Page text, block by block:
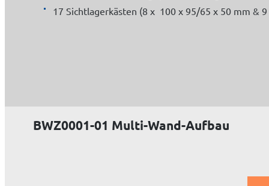
17 Sichtlagerkästen (8 x 100 x 95/65 x 50 mm &
BWZ0001-01 Multi-Wand-Aufbau